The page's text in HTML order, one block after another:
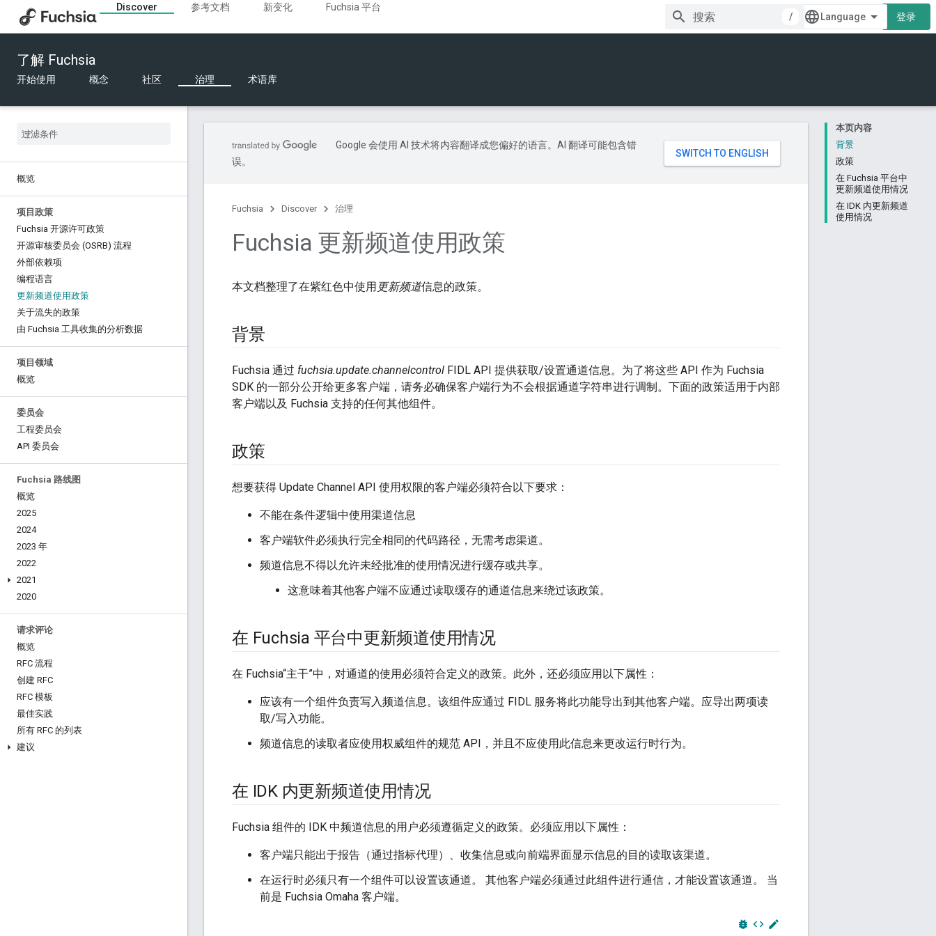
Discover 参考文档 新变化
Fuchsia 平台
/
登录
了解 Fuchsia
开始使用 概念 社区 治理 术语库
概览
项目政策
Fuchsia 开源许可政策
开源审核委员会 (OSRB) 流程
外部依赖项
编程语言
更新频道使用政策
关于流失的政策
由 Fuchsia 工具收集的分析数据
项目领域
概览
委员会
工程委员会
API 委员会
Fuchsia 路线图
概览
2025
2024
2023 年
2022
2021
2020
请求评论
概览
RFC 流程
创建 RFC
RFC 模板
最佳实践
所有 RFC 的列表
建议
本页内容
背景
政策
在 Fuchsia 平台中
更新频道使用情况
在 IDK 内更新频道
使用情况
Google 会使用 AI 技术将内容翻译成您偏好的语言。AI 翻译可能包含错
误。
Fuchsia Discover 治理
Fuchsia 更新频道使用政策
本文档整理了在紫红色中使用 更新频道信息的政策。
背景
Fuchsia 通过 fuchsia.update.channelcontrol FIDL API 提供获取/设置通道信息。为了将这些 API 作为 Fuchsia
SDK 的一部分公开给更多客户端，请务必确保客户端行为不会根据通道字符串进行调制。下面的政策适用于内部
客户端以及 Fuchsia 支持的任何其他组件。
政策
想要获得 Update Channel API 使用权限的客户端必须符合以下要求：
不能在条件逻辑中使用渠道信息
客户端软件必须执行完全相同的代码路径，无需考虑渠道。
频道信息不得以允许未经批准的使用情况进行缓存或共享。
这意味着其他客户端不应通过读取缓存的通道信息来绕过该政策。
在 Fuchsia 平台中更新频道使用情况
在 Fuchsia“主干”中，对通道的使用必须符合定义的政策。此外，还必须应用以下属性：
应该有一个组件负责写入频道信息。该组件应通过 FIDL 服务将此功能导出到其他客户端。应导出两项读
取/写入功能。
频道信息的读取者应使用权威组件的规范 API，并且不应使用此信息来更改运行时行为。
在 IDK 内更新频道使用情况
Fuchsia 组件的 IDK 中频道信息的用户必须遵循定义的政策。必须应用以下属性：
客户端只能出于报告（通过指标代理）、收集信息或向前端界面显示信息的目的读取该渠道。
在运行时必须只有一个组件可以设置该通道。 其他客户端必须通过此组件进行通信，才能设置该通道。 当
前是 Fuchsia Omaha 客户端。
bug_report code edit